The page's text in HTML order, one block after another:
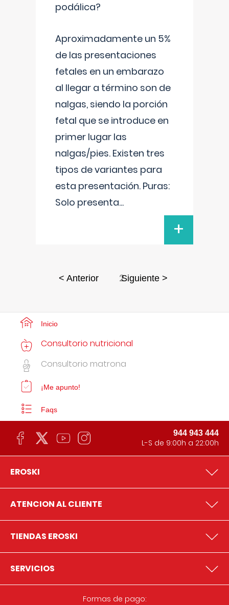
podálica?
Aproximadamente un 5%
de las presentaciones
fetales en un embarazo
al llegar a término son de
nalgas, siendo la porción
fetal que se introduce en
primer lugar las
nalgas/pies. Existen tres
tipos de variantes para
esta presentación. Puras:
Solo presenta...
+
< Anterior 2Siguiente >
Inicio
Consultorio nutricional
Consultorio matrona
¡Me apunto!
Faqs
944 943 444
L-S de 9:00h a 22:00h
EROSKI
ATENCION AL CLIENTE
TIENDAS EROSKI
SERVICIOS
Formas de pago: